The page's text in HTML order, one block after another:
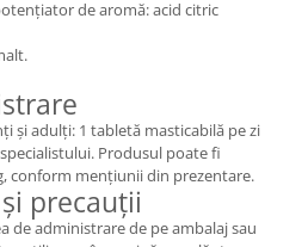
de aromă: acid citric
și adulți: 1 tabletă masticabilă pe zi
Produsul poate fi
conform mențiunii din prezentare.
precauții
de administrare de pe ambalaj sau